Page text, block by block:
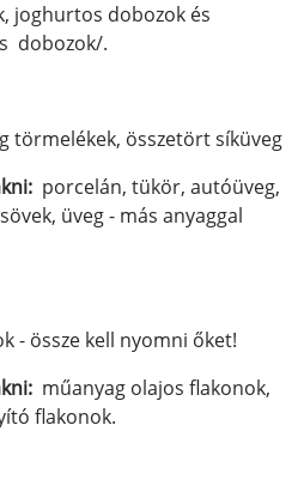
joghurtos dobozok és
dobozok/.
törmelékek, összetört síküveg
porcelán, tükör, autóüveg,
üveg - más anyaggal
- össze kell nyomni őket!
műanyag olajos flakonok,
flakonok.